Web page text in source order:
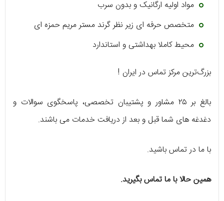
مواد اولیه ارگانیک و بدون سرب
متخصص حرفه ای زیر نظر گرند مستر مریم حمزه ای
محیط کاملا بهداشتی و استاندارد
بزرگ‌ترین مرکز تماس در ایران !
بالغ بر ۲۵ مشاور و پشتیبان تخصصی، پاسخگوی سوالات و
دغدغه های شما قبل و بعد از دریافت خدمات می باشند.
با ما در تماس باشید.
همین حالا با ما تماس بگیرید.